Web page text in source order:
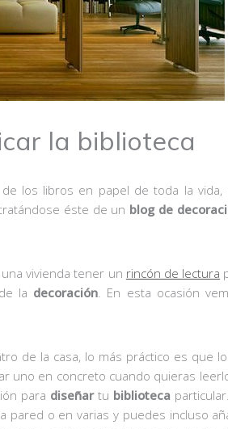
la biblioteca
los libros en papel de toda la
éste de un blog de
vivienda tener un rincón de lectura
la decoración . En esta ocasión
de la casa, lo más práctico es que
uno en concreto cuando quieras
para diseñartu biblioteca
pared o en varias y puedes incluso